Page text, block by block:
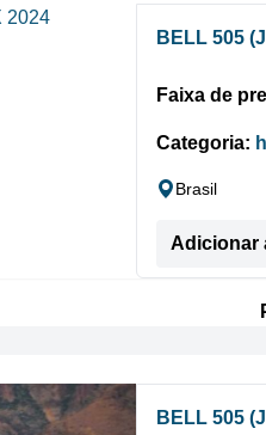
BELL 505
Faixa de
Categoria:
Brasil
Adicionar
BELL 505